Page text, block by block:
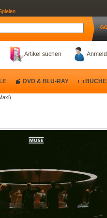
Artikel suchen
DVD & BLU-RAY